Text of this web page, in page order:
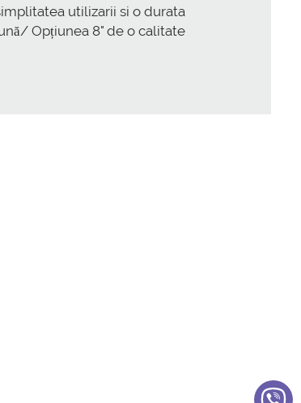
utilizarii si o durata
Opțiunea 8" de o calitate